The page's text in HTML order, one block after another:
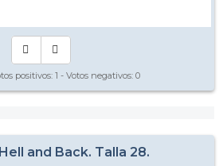
positivos: 1 - Votos negativos: 0
and Back. Talla 28.